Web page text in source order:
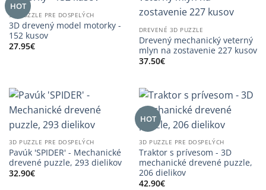
HOT
3D PUZZLE PRE DOSPELÝCH
3D drevený model motorky -
152 kusov
27.95€
DREVENÉ 3D PUZZLE
Drevený mechanický veterný
mlyn na zostavenie 227 kusov
37.50€
3D PUZZLE PRE DOSPELÝCH
Pavúk 'SPIDER' - Mechanické
drevené puzzle, 293 dielikov
32.90€
HOT
3D PUZZLE PRE DOSPELÝCH
Traktor s prívesom - 3D
mechanické drevené puzzle,
206 dielikov
42.90€